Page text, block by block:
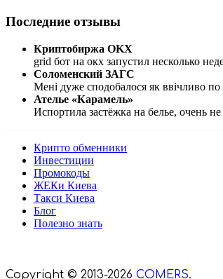
Последние отзывы
Криптобиржа OKX
grid бот на окх запустил несколько
Соломенский ЗАГС
Мені дуже сподобалося як ввічливо
Ателье «Карамель»
Испортила застёжка на белье, очень
Крипто обменники
Инвестиции
Промокоды
ЖЕКи Киева
Такси Киева
Блог
Полезно знать
Copyright © 2013-2026 COMERS.